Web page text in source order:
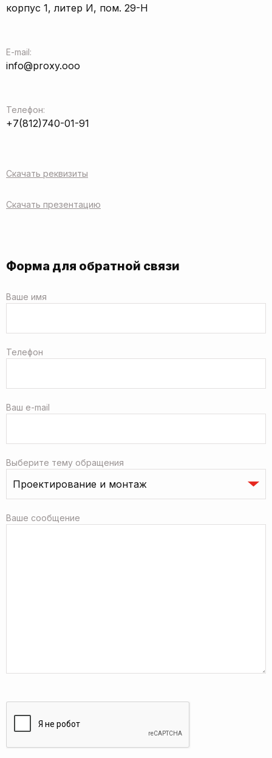
корпус 1, литер И, пом. 29-Н
E-mail:
info@proxy.ooo
Телефон:
+7(812)740-01-91
Скачать реквизиты
Скачать презентацию
Форма для обратной связи
Ваше имя
Телефон
Ваш e-mail
Выберите тему обращения
Ваше сообщение